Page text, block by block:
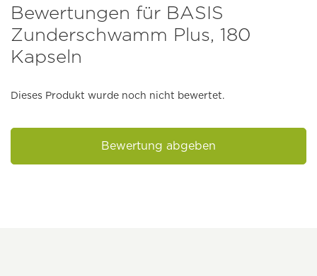
Bewertungen für BASIS
Zunderschwamm Plus, 180
Kapseln
Dieses Produkt wurde noch nicht bewertet.
Bewertung abgeben